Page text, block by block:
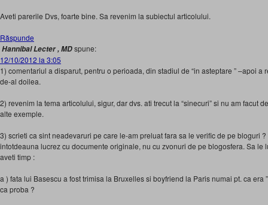
Aveti parerile Dvs, foarte bine. Sa revenim la subiectul articolului.
Răspunde
Hannibal Lecter , MDspune:
12/10/2012 la 3:05
1) comentariul a disparut, pentru o perioada, din stadiul de “in asteptare ” –apoi a
de-al doilea.
2) revenim la tema articolului, sigur, dar dvs. ati trecut la “sinecuri” si nu am facut
alte exemple.
3) scrieti ca sint neadevaruri pe care le-am preluat fara sa le verific de pe bloguri
intotdeauna lucrez cu documente originale, nu cu zvonuri de pe blogosfera. Sa le
aveti timp :
a ) fata lui Basescu a fost trimisa la Bruxelles si boyfriend la Paris numai pt. ca era
ca proba ?